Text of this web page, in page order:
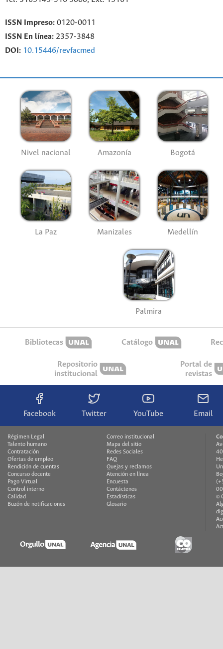
ISSN Impreso: 0120-0011
ISSN En línea: 2357-3848
DOI: 10.15446/revfacmed
Nivel nacional Amazonía Bogotá
La Paz Manizales Medellín
Palmira
Bibliotecas Catálogo
Repositorio
institucional
Portal de
revistas
Facebook Twitter YouTube Email
Régimen Legal
Talento humano
Contratación
Ofertas de empleo
Rendición de cuentas
Concurso docente
Pago Virtual
Control interno
Calidad
Buzón de notificaciones
Correo institucional
Mapa del sitio
Redes Sociales
FAQ
Quejas y reclamos
Atención en línea
Encuesta
Contáctenos
Estadísticas
Glosario
©